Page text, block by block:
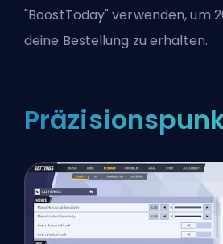
"BoostToday" verwenden, um
deine Bestellung zu erhalten.